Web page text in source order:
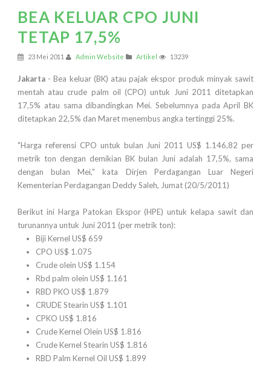
BEA KELUAR CPO JUNI
TETAP 17,5%
23 Mei 2011 Admin Website Artikel 13239
Jakarta - Bea keluar (BK) atau pajak ekspor produk minyak sawit
mentah atau crude palm oil (CPO) untuk Juni 2011 ditetapkan
17,5% atau sama dibandingkan Mei. Sebelumnya pada April BK
ditetapkan 22,5% dan Maret menembus angka tertinggi 25%.
"Harga referensi CPO untuk bulan Juni 2011 US$ 1.146,82 per
metrik ton dengan demikian BK bulan Juni adalah 17,5%, sama
dengan bulan Mei," kata Dirjen Perdagangan Luar Negeri
Kementerian Perdagangan Deddy Saleh, Jumat (20/5/2011)
Berikut ini Harga Patokan Ekspor (HPE) untuk kelapa sawit dan
turunannya untuk Juni 2011 (per metrik ton):
Biji Kernel US$ 659
CPO US$ 1.075
Crude olein US$ 1.154
Rbd palm olein US$ 1.161
RBD PKO US$ 1.879
CRUDE Stearin US$ 1.101
CPKO US$ 1.816
Crude Kernel Olein US$ 1.816
Crude Kernel Stearin US$ 1.816
RBD Palm Kernel Oil US$ 1.899